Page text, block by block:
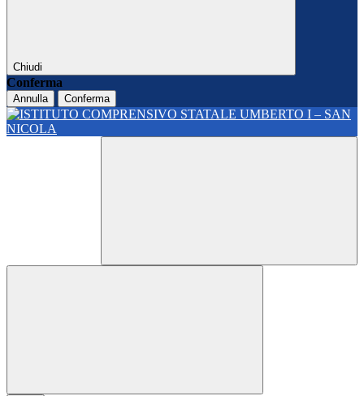
Chiudi
Conferma
Annulla Conferma